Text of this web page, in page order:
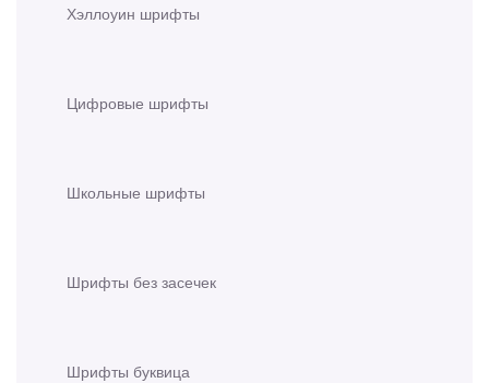
Хэллоуин шрифты
Цифровые шрифты
Школьные шрифты
Шрифты без засечек
Шрифты буквица